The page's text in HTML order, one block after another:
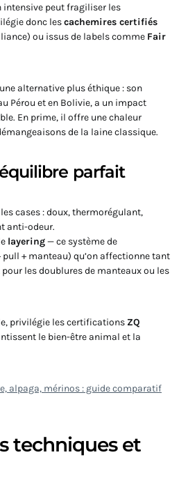
intensive peut fragiliser les
donc lescachemires certifiés
ou issus de labels comme Fair
alternative plus éthique : son
Pérou et en Bolivie, a un impact
En prime, il offre une chaleur
de la laine classique.
parfait
cases : doux, thermorégulant,
anti-odeur.
layering— ce système de
+ manteau) qu’on affectionne tant
les doublures de manteaux ou les
privilégie les certifications ZQ
le bien-être animal et la
alpaga, mérinos : guide comparatif
techniques et